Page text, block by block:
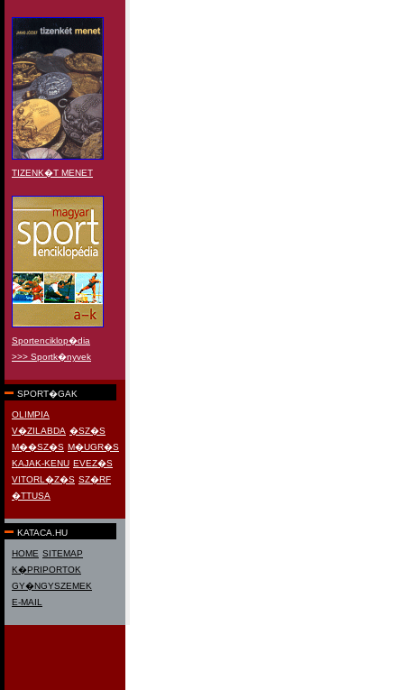
TIZENK�T MENET
Sportenciklop�dia
>>> Sportk�nyvek
SPORT�GAK
OLIMPIA
V�ZILABDA �SZ�S
M��SZ�S M�UGR�S
KAJAK-KENU EVEZ�S
VITORL�Z�S SZ�RF
�TTUSA
KATACA.HU
HOME SITEMAP
K�PRIPORTOK
GY�NGYSZEMEK
E-MAIL